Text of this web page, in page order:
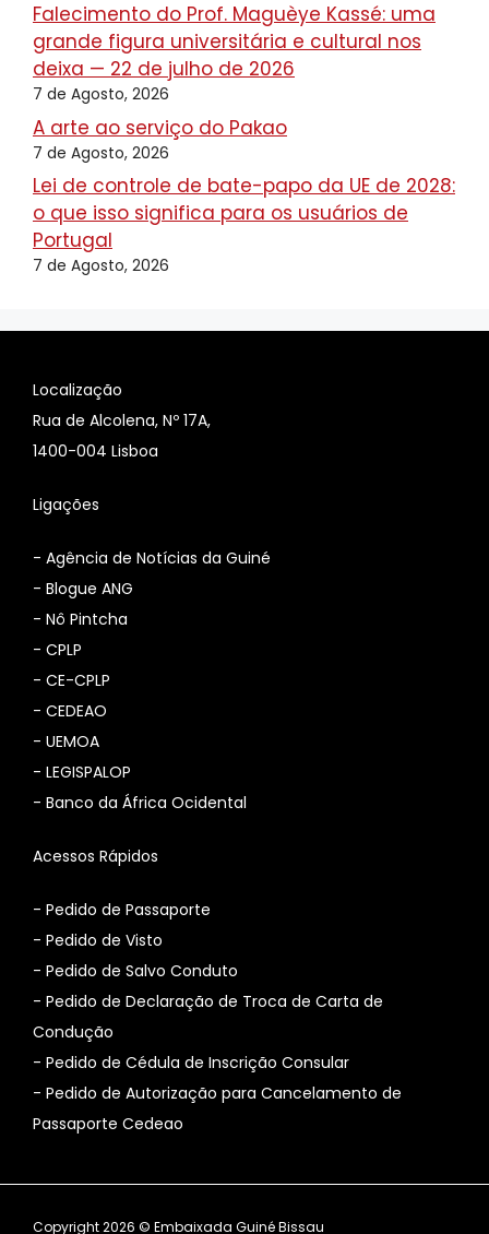
Falecimento do Prof. Maguèye Kassé: uma
grande figura universitária e cultural nos
deixa — 22 de julho de 2026
7 de Agosto, 2026
A arte ao serviço do Pakao
7 de Agosto, 2026
Lei de controle de bate-papo da UE de 2028:
o que isso significa para os usuários de
Portugal
7 de Agosto, 2026
Localização
Rua de Alcolena, Nº 17A,
1400-004 Lisboa
Ligações
- Agência de Notícias da Guiné
- Blogue ANG
- Nô Pintcha
- CPLP
- CE-CPLP
- CEDEAO
- UEMOA
- LEGISPALOP
- Banco da África Ocidental
Acessos Rápidos
- Pedido de Passaporte
- Pedido de Visto
- Pedido de Salvo Conduto
- Pedido de Declaração de Troca de Carta de
Condução
- Pedido de Cédula de Inscrição Consular
- Pedido de Autorização para Cancelamento de
Passaporte Cedeao
Copyright 2026 © Embaixada Guiné Bissau